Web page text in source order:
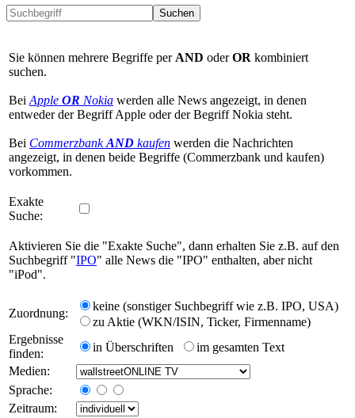
Suchen
Sie können mehrere Begriffe per AND oderOR kombiniert
suchen.
Bei Apple OR Nokia werden alle News angezeigt, in denen
entweder der Begriff Apple oder der Begriff Nokia steht.
Bei CommerzbankAND kaufen werden die Nachrichten
angezeigt, in denen beide Begriffe (Commerzbank und kaufen)
vorkommen.
Exakte
Suche:
Aktivieren Sie die "Exakte Suche", dann erhalten Sie z.B. auf den
Suchbegriff "IPO" alle News die "IPO" enthalten, aber nicht
"iPod".
Zuordnung:
keine (sonstiger Suchbegriff wie z.B. IPO, USA)
zu Aktie (WKN/ISIN, Ticker, Firmenname)
Ergebnisse
finden:
in Überschriften
im gesamten Text
Medien:
Sprache:
Zeitraum: